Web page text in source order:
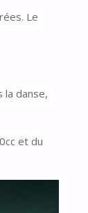
Le
la danse,
et du